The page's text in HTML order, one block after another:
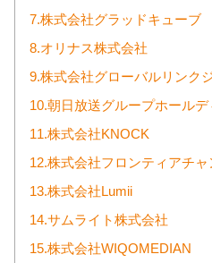
7.株式会社グラッドキューブ
8.オリナス株式会社
9.株式会社グローバルリンク
10.朝日放送グループホール
11.株式会社KNOCK
12.株式会社フロンティアチャ
13.株式会社Lumii
14.サムライト株式会社
15.株式会社WIQOMEDIAN